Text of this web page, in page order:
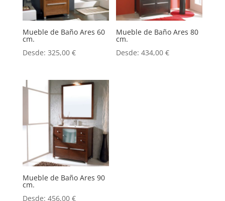
Mueble de Baño Ares 60
cm.
Desde: 325,00 €
Mueble de Baño Ares 80
cm.
Desde:434,00€
Mueble de Baño Ares 90
cm.
Desde: 456,00 €